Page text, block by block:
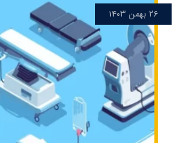
۲۶ بهمن ۱۴۰۳